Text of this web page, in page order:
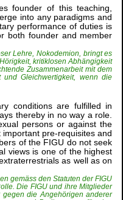
founder of this teaching,
into any paradigms and
performance of duties is
both founder and member
Lehre, Nokodemion, bringt es
kritiklosen Abhängigkeit
Zusammenarbeit mit dem
und Gleichwertigkeit, wenn die
conditions are fulfilled in
thereby in no way a role.
persons or against the
pre-requisites and
of the FIGU do not seek
views is one of the highest
as well as on
gemäss den Statuten der FIGU
Die FIGU und ihre Mitglieder
die Angehörigen anderer